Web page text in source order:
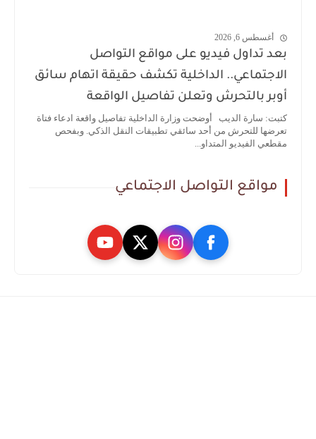
أغسطس 6, 2026
بعد تداول فيديو على مواقع التواصل
الاجتماعي.. الداخلية تكشف حقيقة اتهام سائق
أوبر بالتحرش وتعلن تفاصيل الواقعة
كتبت: سارة الديب أوضحت وزارة الداخلية تفاصيل واقعة ادعاء فتاة
تعرضها للتحرش من أحد سائقي تطبيقات النقل الذكي. وبفحص
مقطعي الفيديو المتداو...
مواقع التواصل الاجتماعي